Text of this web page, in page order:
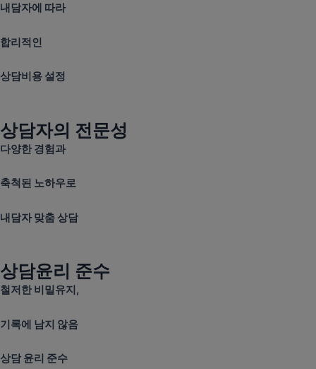
내담자에 따라
합리적인
상담비용 설정
상담자의 전문성
다양한 경험과
축척된 노하우로
내담자 맞춤 상담
상담윤리 준수
철저한 비밀유지,
기록에 남지 않음
상담 윤리 준수